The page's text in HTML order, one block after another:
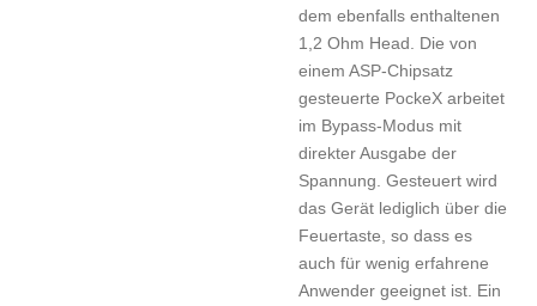
dem ebenfalls enthaltenen
1,2 Ohm Head. Die von
einem ASP-Chipsatz
gesteuerte PockeX arbeitet
im Bypass-Modus mit
direkter Ausgabe der
Spannung. Gesteuert wird
das Gerät lediglich über die
Feuertaste, so dass es
auch für wenig erfahrene
Anwender geeignet ist. Ein